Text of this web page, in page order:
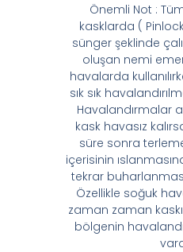
Önemli Not :
kasklarda (
sünger şeklinde
oluşan nemi
havalarda
sık sık
Havalandırmalar
kask havasız
süre sonra
içerisinin
tekrar
Özellikle soğuk
zaman zaman
bölgenin